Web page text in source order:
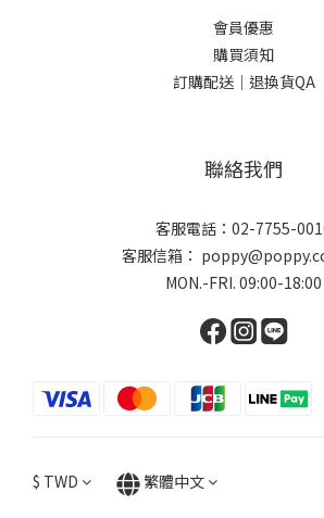
會員優惠
購買須知
訂購配送｜退換貨QA
聯絡我們
客服電話：02-7755-
客服信箱：
MON.-FRI. 09:00-18:00
$ TWD 繁體中文